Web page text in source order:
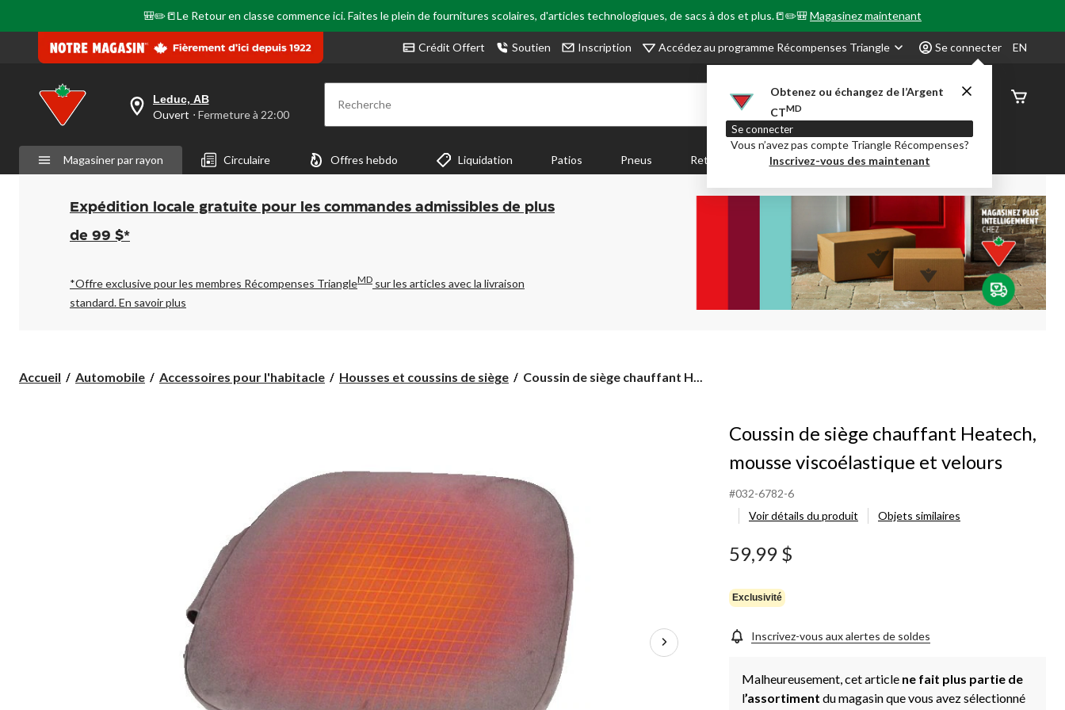
🎒✏️📒Le Retour en classe commence ici. Faites le plein de fournitures scolaires, d'articles technologiques, de sacs à dos et plus.📒✏️🎒Magasinez maintenant
Crédit Offert Soutien Inscription Accédez au programme Récompenses Triangle Se connecter
Obtenez ou échangez de l’Argent
CTMD
Se connecter
Vous n’avez pas compte Triangle Récompenses?
Inscrivez-vous des maintenant
EN
votre
est
Leduc,
AB,
Ouvert,
Fermeture
à
pour
changer
Leduc, AB
Ouvert ⋅ Fermeture à 22:00 Recherche
État de
Magasiner par rayon Circulaire Offres hebdo Liquidation Patios Pneus Retour en Classe Party City Centre-auto
Expédition locale gratuite pour les commandes admissibles de plus
de 99 $*
*Offre exclusive pour les membres Récompenses TriangleMD sur les articles avec la livraison
standard.En savoir plus
Accueil Automobile Accessoires pour l'habitacle Housses et coussins de siège
Coussin
et
velours
Coussin de siège chauffant H...
Coussin de siège chauffant Heatech,
mousse viscoélastique et velours
#032-6782-6
Voir détails du produit
Objets similaires
59,99 $
Exclusivité
Inscrivez-vous aux alertes de soldes
Malheureusement, cet article ne fait plus partie de
l’assortiment du magasin que vous avez sélectionné